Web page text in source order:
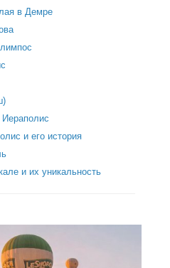
в Демре
и его история
и их уникальность